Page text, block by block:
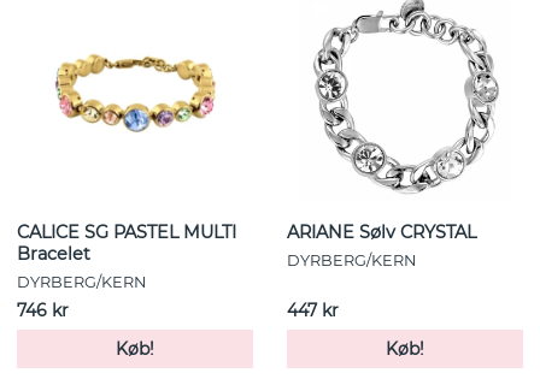
CALICE SG PASTEL MULTI
Bracelet
DYRBERG/KERN
746 kr
Køb!
ARIANE Sølv CRYSTAL
DYRBERG/KERN
447 kr
Køb!